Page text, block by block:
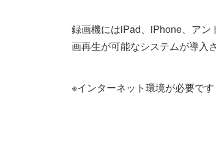
録画機にはiPad、iPhone、ア
画再生が可能なシステムが導入
※インターネット環境が必要です